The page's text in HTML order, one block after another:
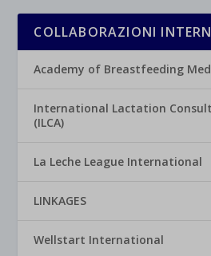
COLLABORAZIONI
Academy of Breastfeeding
International Lactation
(ILCA)
La Leche League International
LINKAGES
Wellstart International